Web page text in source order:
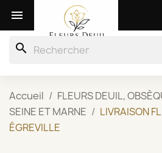

search
Accueil
FLEURS DEUIL,
SEINE ET MARNE
LIVRAISON
ÉGREVILLE